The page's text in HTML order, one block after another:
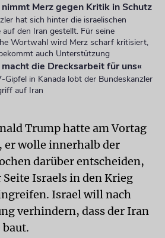
Merz gegen Kritik in Schutz
hat sich hinter die israelischen
den Iran gestellt. Für seine
Wortwahl wird Merz scharf kritisiert,
auch Unterstützung
die Drecksarbeit für uns«
Gipfel in Kanada lobt der Bundeskanzler
auf Iran
Trump hatte am Vortag
er wolle innerhalb der
darüber entscheiden,
Seite Israels in den Krieg
Israel will nach
verhindern, dass der Iran